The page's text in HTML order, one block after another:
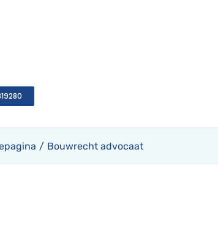
Bouwrecht advocaat